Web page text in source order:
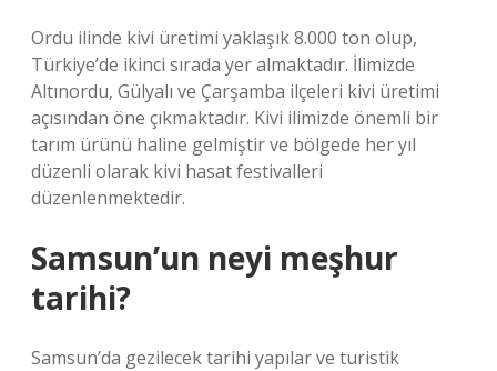
Ordu ilinde kivi üretimi yaklaşık 8.000 ton olup,
Türkiye’de ikinci sırada yer almaktadır. İlimizde
Altınordu, Gülyalı ve Çarşamba ilçeleri kivi üretimi
açısından öne çıkmaktadır. Kivi ilimizde önemli bir
tarım ürünü haline gelmiştir ve bölgede her yıl
düzenli olarak kivi hasat festivalleri
düzenlenmektedir.
Samsun’un neyi meşhur
tarihi?
Samsun’da gezilecek tarihi yapılar ve turistik